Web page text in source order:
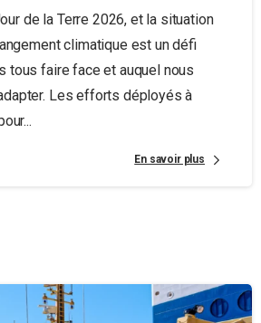
de la Terre 2026, et la situation
climatique est un défi
tous faire face et auquel nous
Les efforts déployés à
En savoir plus